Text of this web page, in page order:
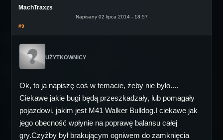
MachTraxzs
Napisany 02 lipca 2014 - 18:57
#9
UŻYTKOWNICY
Ok, to ja napiszę coś w temacie, żeby nie było....
Ciekawe jakie bugi będą przeszkadzały, lub pomagały
pojazdowi, jakim jest M41 Walker Bulldog.I ciekawe jak
jego obecność wpłynie na poprawę balansu całej
gry.Czyżby był brakującym ogniwem do zamknięcia